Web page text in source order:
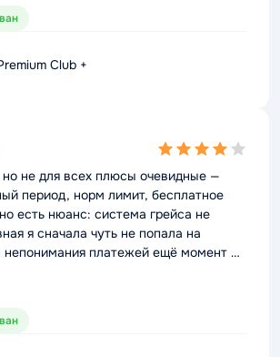
Club +
4,0
rating
но не для всех плюсы очевидные —
период, норм лимит, бесплатное
есть нюанс: система грейса не
я сначала чуть не попала на
непонимания платежей ещё момент —
больше “для фона”
Club +
4,0
rating
но не для всех плюсы очевидные —
период, норм лимит, бесплатное
есть нюанс: система грейса не
я сначала чуть не попала на
непонимания платежей ещё момент —
больше “для фона”